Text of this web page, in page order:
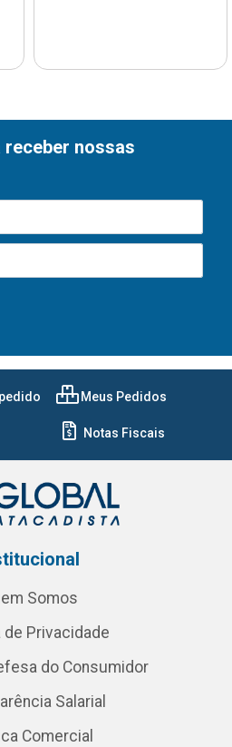
nossas
Meus Pedidos
Notas Fiscais
Somos
de Privacidade
do Consumidor
Salarial
Comercial